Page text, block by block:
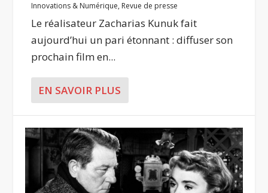
Innovations & Numérique, Revue de presse
Le réalisateur Zacharias Kunuk fait
aujourd’hui un pari étonnant : diffuser son
prochain film en...
EN SAVOIR PLUS